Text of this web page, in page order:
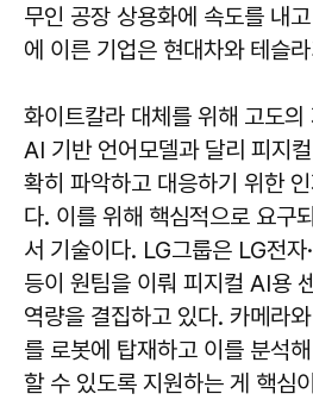
무인 공장 상용화에 속도를 내
에 이른 기업은 현대차와 테슬
화이트칼라 대체를 위해 고도
AI 기반 언어모델과 달리 피지
확히 파악하고 대응하기 위한
다. 이를 위해 핵심적으로 요구
서 기술이다. LG그룹은 LG전
등이 원팀을 이뤄 피지컬 AI용
역량을 결집하고 있다. 카메라
를 로봇에 탑재하고 이를 분석
할 수 있도록 지원하는 게 핵심